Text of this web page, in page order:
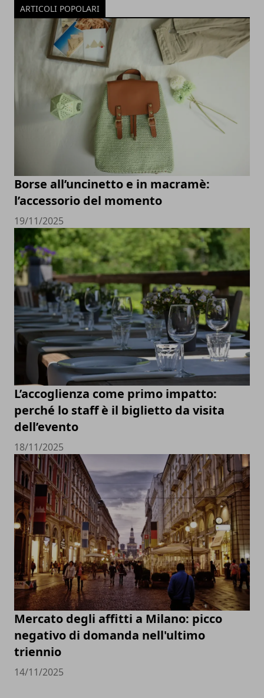
ARTICOLI POPOLARI
Borse all’uncinetto e in macramè:
l’accessorio del momento
19/11/2025
L’accoglienza come primo impatto:
perché lo staff è il biglietto da visita
dell’evento
18/11/2025
Mercato degli affitti a Milano: picco
negativo di domanda nell'ultimo
triennio
14/11/2025